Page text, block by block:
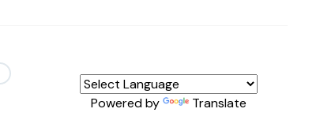
Powered by Translate